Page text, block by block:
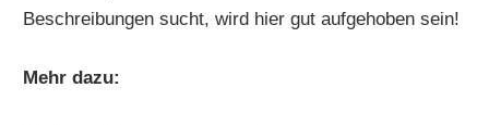
Beschreibungen sucht, wird hier gut aufgehoben sein!
Mehr dazu: